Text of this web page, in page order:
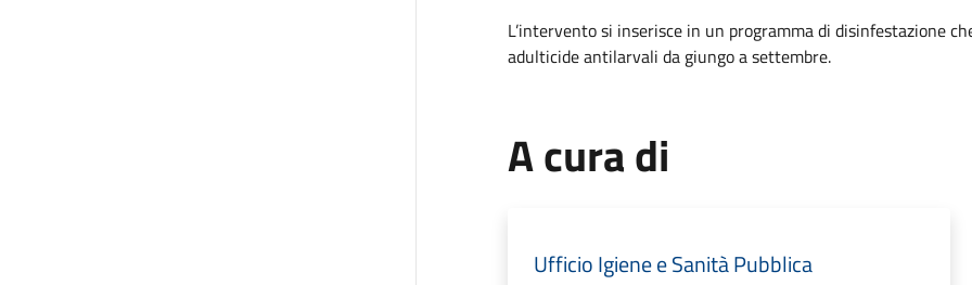
L’intervento si inserisce in un programma di disinfestazione
adulticide antilarvali da giungo a settembre.
A cura di
Ufficio Igiene e Sanità Pubblica